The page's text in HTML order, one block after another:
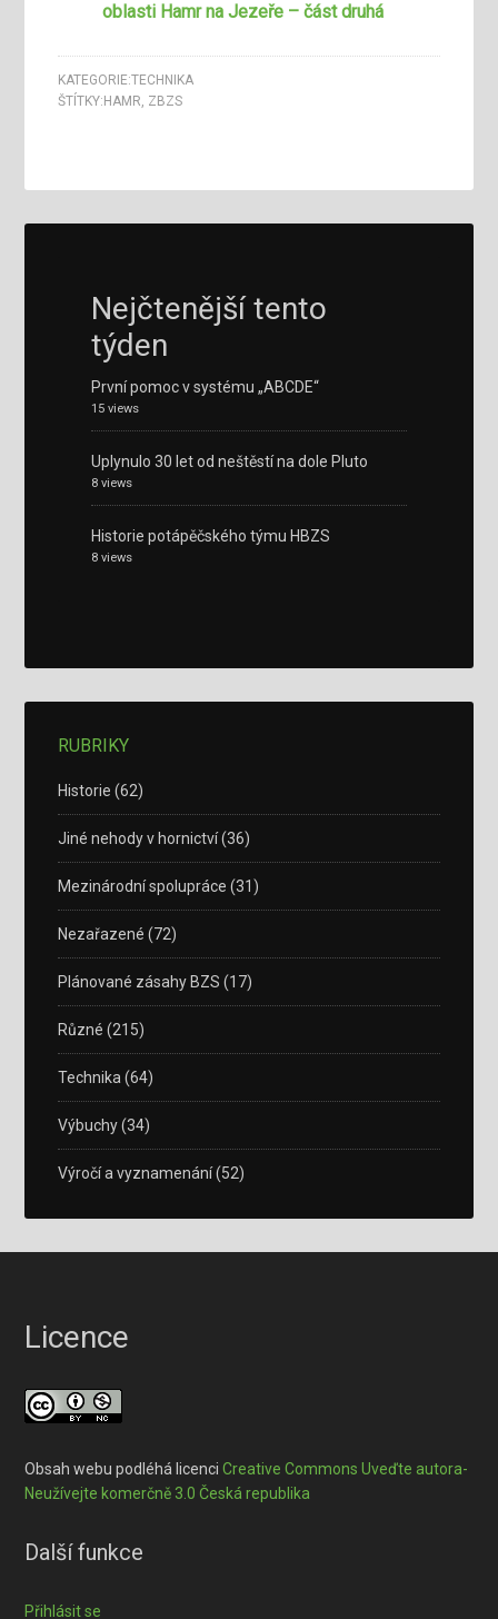
oblasti Hamr na Jezeře – část druhá
KATEGORIE:TECHNIKA
ŠTÍTKY: HAMR, ZBZS
Nejčtenější tento
týden
První pomoc v systému „ABCDE“
15 views
Uplynulo 30 let od neštěstí na dole Pluto
8 views
Historie potápěčského týmu HBZS
8 views
RUBRIKY
Historie (62)
Jiné nehody v hornictví(36)
Mezinárodní spolupráce (31)
Nezařazené (72)
Plánované zásahy BZS (17)
Různé (215)
Technika(64)
Výbuchy(34)
Výročí a vyznamenání(52)
Licence
Obsah webu podléhá licenciCreative Commons Uveďte autora-
Neužívejte komerčně 3.0 Česká republika
Další funkce
Přihlásit se